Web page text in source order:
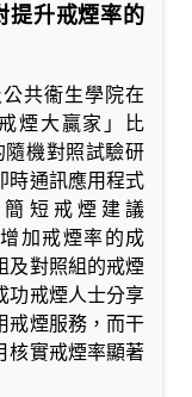
提升戒煙率的
共衞生學院在
煙大贏家」比
機對照試驗研
時通訊應用程式
短戒煙建議
加戒煙率的成
及對照組的戒煙
功戒煙人士分享
戒煙服務，而干
核實戒煙率顯著